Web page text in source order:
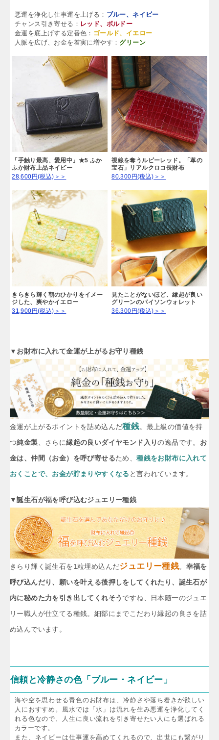
悪運を浄化し仕事運を上げる： ブルー、ネイビー
チャンス引き寄せる： レッド、ボルドー
金運を底上げする定番色： ゴールド、イエロー
人脈を広げ、お金を着実に増やす： グリーン
「手触り最高、愛用中」★5 ふか
ふか財布上品ネイビー
28,600円(税込)＞＞
視線を奪うルビーレッド。「革の
宝石」リアルクロコ長財布
80,300円(税込)＞＞
きらきら輝く朝のひかりをイメー
ジした、爽やかイエロー
31,900円(税込)＞＞
見たことがないほど、縁起が良い
グリーンのパイソンウォレット
36,300円(税込)＞＞
▼お財布に入れて金運が上がるお守り種銭
金運が上がるポイントを詰め込んだ種銭。最上級の価値を持
つ純金製 、さらに縁起の良いダイヤモンド入りの逸品です。 お
金は、仲間（お金）を呼び寄せるため、種銭をお財布に入れて
おくことで、お金が貯まりやすくなる と言われています。
▼誕生石が福を呼び込むジュエリー種銭
きらり輝く誕生石を1粒埋め込んだジュエリー種銭。 幸福を
呼び込んだり、願いを叶える後押しをしてくれたり、誕生石が
内に秘めた力を引き出してくれそう ですね、日本随一のジュエ
リー職人が仕立てる種銭。細部にまでこだわり縁起の良さを詰
め込んでいます。
信頼と冷静さの色「ブルー・ネイビー」
海や空を思わせる青色のお財布は、冷静さや落ち着きが欲しい
人におすすめ。風水では「水」は流れを生み悪運を浄化してく
れる色なので、人生に良い流れを引き寄せたい人にも選ばれる
カラーです。
また、ネイビーは仕事運を高めてくれるので、出世にも繋がり